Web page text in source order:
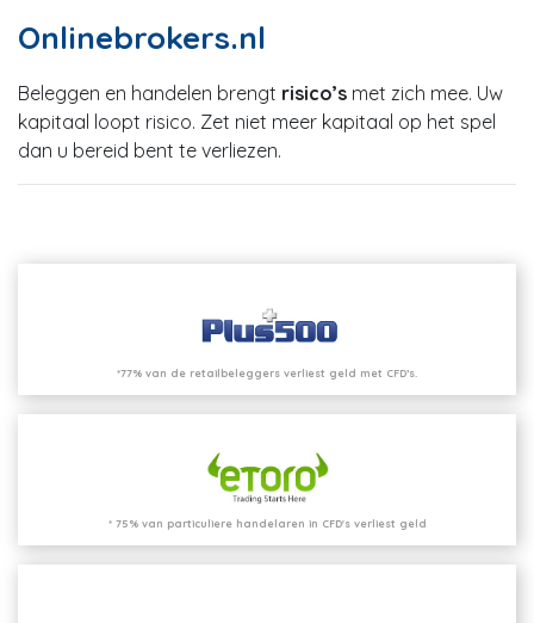
Onlinebrokers.nl
Beleggen en handelen brengt risico’s met zich mee. Uw
kapitaal loopt risico. Zet niet meer kapitaal op het spel
dan u bereid bent te verliezen.
*77% van de retailbeleggers verliest geld met CFD’s.
* 75% van particuliere handelaren in CFD's verliest geld